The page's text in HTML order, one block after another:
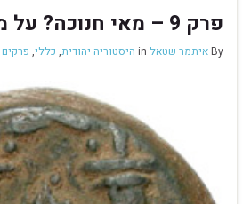
פרק 9 – מאי חנוכה? על מרד המקבים.
Byאיתמר שטאל היסטוריה יהודית, כללי, פרקים